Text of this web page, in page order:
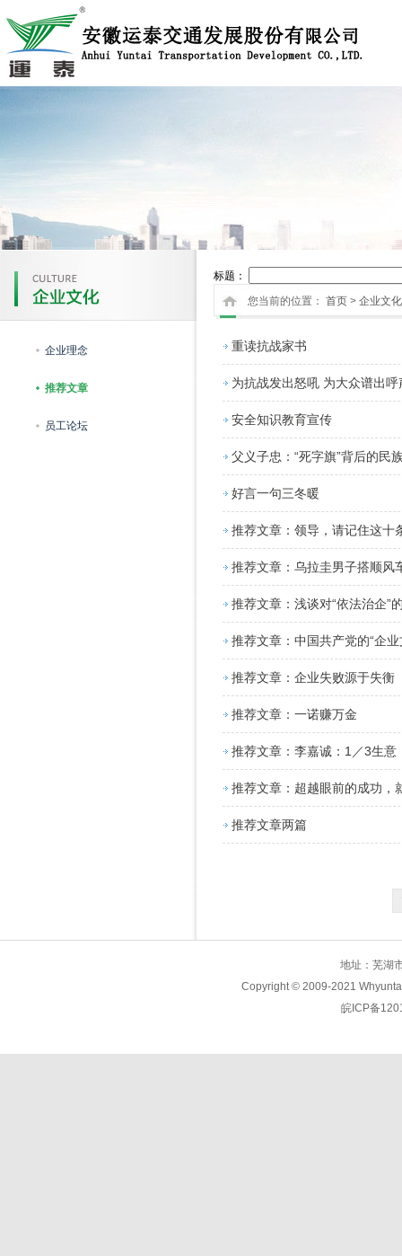
企业理念
推荐文章
员工论坛
标题：
您当前的位置： 首页 > 企业文化
重读抗战家书
为抗战发出怒吼 为大众谱出呼
安全知识教育宣传
父义子忠：“死字旗”背后的民
好言一句三冬暖
推荐文章：领导，请记住这十
推荐文章：乌拉圭男子搭顺风
推荐文章：浅谈对“依法治企”
推荐文章：中国共产党的“企业
推荐文章：企业失败源于失衡
推荐文章：一诺赚万金
推荐文章：李嘉诚：1／3生意
推荐文章：超越眼前的成功，
推荐文章两篇
地址：芜湖
Copyright © 2009-2021
皖ICP备